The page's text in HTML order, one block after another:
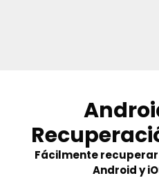
content
Fácilmente
Android y